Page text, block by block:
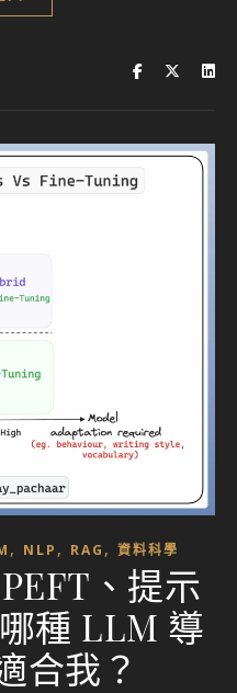
, NLP , RAG , 資料科學
、提示
種 LLM 導
合我？